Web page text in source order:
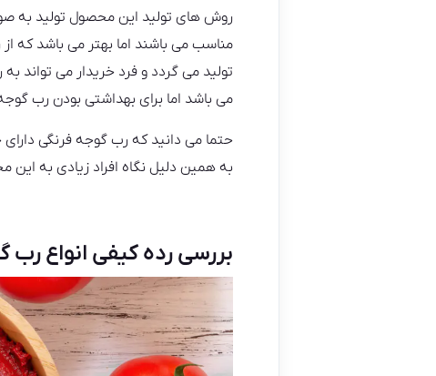
روش های تولید این محصول تولید به
مناسب می باشند اما بهتر می باشد که
تولید می گردد و فرد خریدار می تواند
می باشد اما برای بهداشتی بودن رب
حتما می دانید که رب گوجه فرنگی
به همین دلیل نگاه افراد زیادی به
بررسی رده کیفی انواع